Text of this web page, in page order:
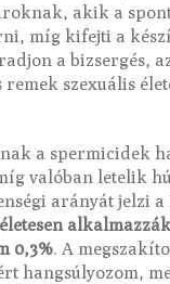
akik a
míg kifejti a
a bizsergés,
szexuális
a spermicidek
valóban letelik
arányát jelzi
0,3%. A
hangsúlyozom,